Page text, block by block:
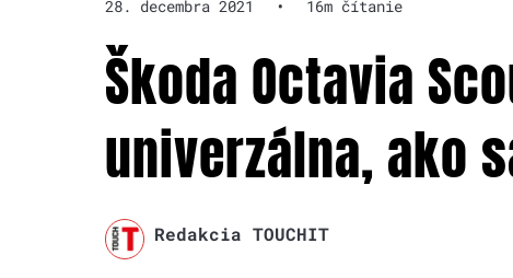
28. decembra 2021 • 16m čítanie
Škoda Octavia
univerzálna, ako
Redakcia TOUCHIT